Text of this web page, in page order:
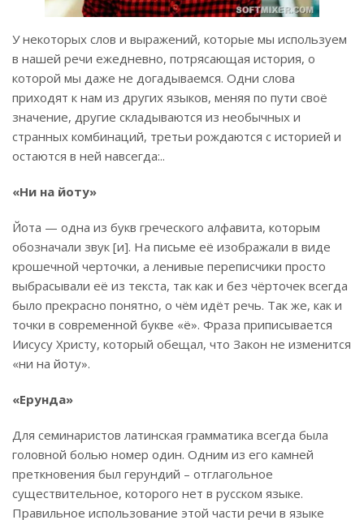
У некоторых слов и выражений, которые мы используем
в нашей речи ежедневно, потрясающая история, о
которой мы даже не догадываемся. Одни слова
приходят к нам из других языков, меняя по пути своё
значение, другие складываются из необычных и
странных комбинаций, третьи рождаются с историей и
остаются в ней навсегда:..
«Ни на йоту»
Йота — одна из букв греческого алфавита, которым
обозначали звук [и]. На письме её изображали в виде
крошечной черточки, а ленивые переписчики просто
выбрасывали её из текста, так как и без чёрточек всегда
было прекрасно понятно, о чём идёт речь. Так же, как и
точки в современной букве «ё». Фраза приписывается
Иисусу Христу, который обещал, что Закон не изменится
«ни на йоту».
«Ерунда»
Для семинаристов латинская грамматика всегда была
головной болью номер один. Одним из его камней
преткновения был герундий – отглагольное
существительное, которого нет в русском языке.
Правильное использование этой части речи в языке